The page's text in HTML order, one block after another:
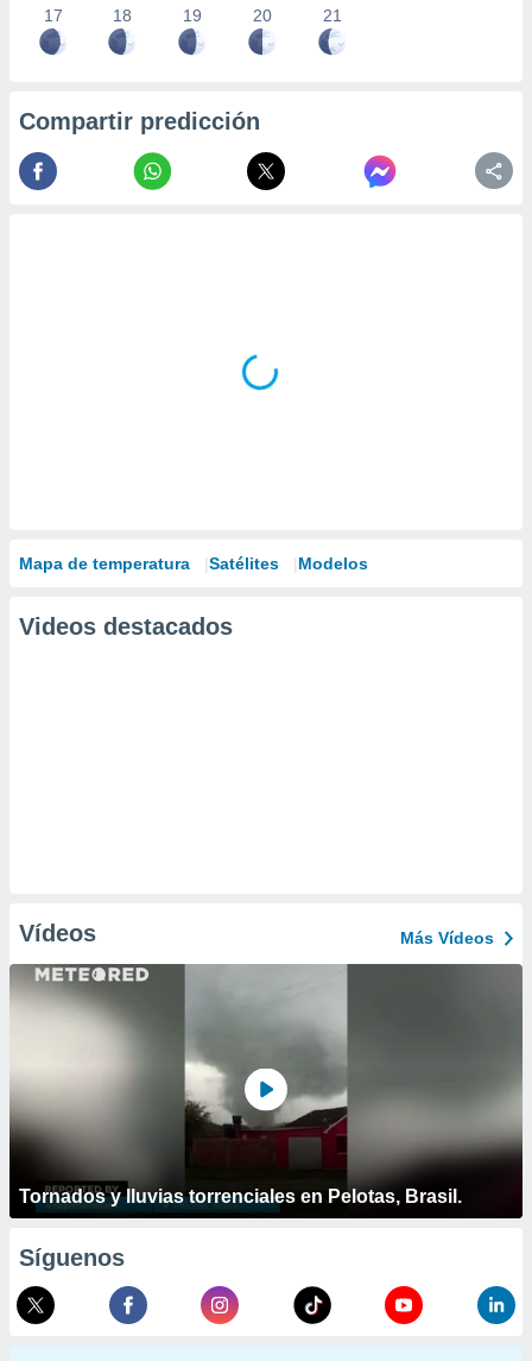
17 18 19 20 21
Compartir predicción
Mapa de temperatura Satélites Modelos
Videos destacados
Vídeos Más Vídeos
Tornados y lluvias torrenciales en Pelotas, Brasil.
Síguenos